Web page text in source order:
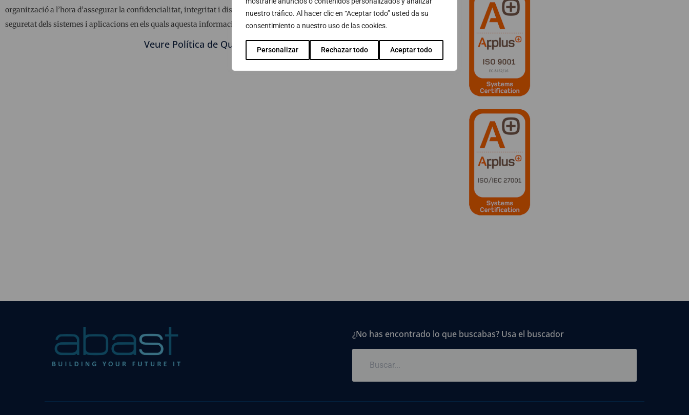
nuestro tráfico. Al hacer clic en “Aceptar todo” usted da su
consentimiento a nuestro uso de las cookies.
Personalizar Rechazar todo Aceptar todo
organització a l’hora d’assegurar la confidencialitat, integritat i disponibilitat de la informació, així com la
seguretat dels sistemes i aplicacions en els quals aquesta informació és tractada.
Veure Política de Qualitat
¿No has encontrado lo que buscabas? Usa el buscador